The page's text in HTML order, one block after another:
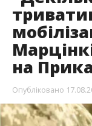
на
Опубліковано